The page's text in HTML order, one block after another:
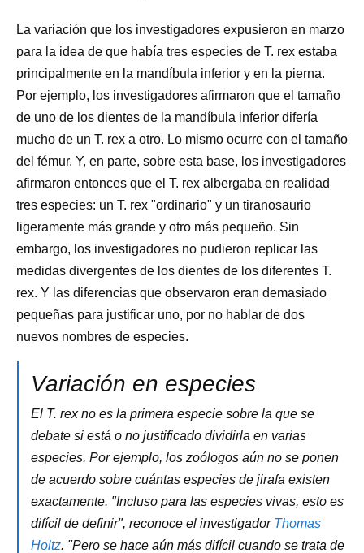
La variación que los investigadores expusieron en marzo
para la idea de que había tres especies de T. rex estaba
principalmente en la mandíbula inferior y en la pierna.
Por ejemplo, los investigadores afirmaron que el tamaño
de uno de los dientes de la mandíbula inferior difería
mucho de un T. rex a otro. Lo mismo ocurre con el tamaño
del fémur. Y, en parte, sobre esta base, los investigadores
afirmaron entonces que el T. rex albergaba en realidad
tres especies: un T. rex "ordinario" y un tiranosaurio
ligeramente más grande y otro más pequeño. Sin
embargo, los investigadores no pudieron replicar las
medidas divergentes de los dientes de los diferentes T.
rex. Y las diferencias que observaron eran demasiado
pequeñas para justificar uno, por no hablar de dos
nuevos nombres de especies.
Variación en especies
El T. rex no es la primera especie sobre la que se
debate si está o no justificado dividirla en varias
especies. Por ejemplo, los zoólogos aún no se ponen
de acuerdo sobre cuántas especies de jirafa existen
exactamente. "Incluso para las especies vivas, esto es
difícil de definir", reconoce el investigador Thomas
Holtz. "Pero se hace aún más difícil cuando se trata de